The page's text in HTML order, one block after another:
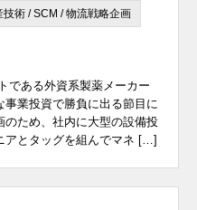
技術 / SCM / 物流戦略企画
である外資系製薬メーカー
業投資で勝負に出る節目に
のため、社内に大型の設備投
アとタッグを組んでマネ […]